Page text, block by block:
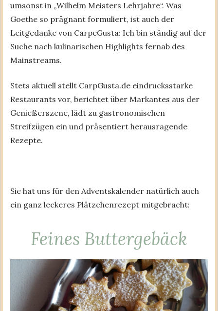
umsonst in „Wilhelm Meisters Lehrjahre“. Was
Goethe so prägnant formuliert, ist auch der
Leitgedanke von CarpeGusta: Ich bin ständig auf der
Suche nach kulinarischen Highlights fernab des
Mainstreams.
Stets aktuell stellt CarpGusta.de eindrucksstarke
Restaurants vor, berichtet über Markantes aus der
Genießerszene, lädt zu gastronomischen
Streifzügen ein und präsentiert herausragende
Rezepte.
Sie hat uns für den Adventskalender natürlich auch
ein ganz leckeres Plätzchenrezept mitgebracht:
Feines Buttergebäck